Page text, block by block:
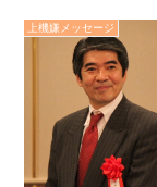
上機嫌メッセージ